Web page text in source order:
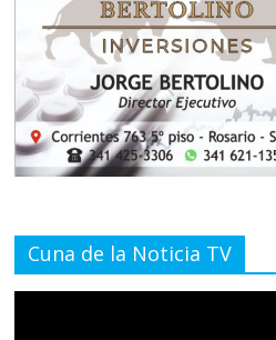
Cuna de la Noticia TV